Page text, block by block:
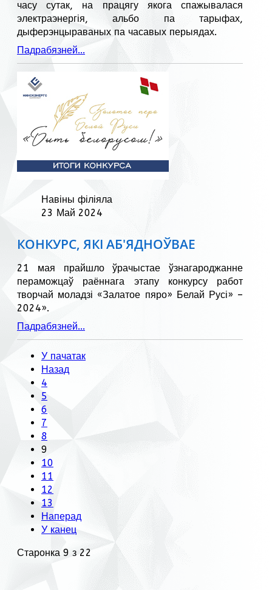
часу сутак, на працягу якога спажывалася
электраэнергія, альбо па тарыфах,
дыферэнцыраваных па часавых перыядах.
Падрабязней...
Навіны філіяла
23 Май 2024
КОНКУРС, ЯКІ АБ'ЯДНОЎВАЕ
21 мая прайшло ўрачыстае ўзнагароджанне
пераможцаў раённага этапу конкурсу работ
творчай моладзі «Залатое пяро» Белай Русі» –
2024».
Падрабязней...
У пачатак
Назад
4
5
6
7
8
9
10
11
12
13
Наперад
У канец
Старонка 9 з 22